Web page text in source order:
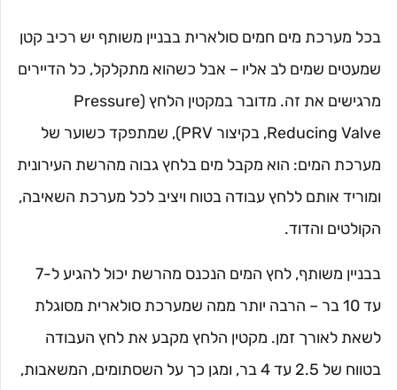
בכל מערכת מים חמים סולארית בבניין משותף יש רכיב קטן
שמעטים שמים לב אליו – אבל כשהוא מתקלקל, כל הדיירים
מרגישים את זה. מדובר במקטין הלחץ (Pressure
Reducing Valve, בקיצור PRV), שמתפקד כשוער של
מערכת המים: הוא מקבל מים בלחץ גבוה מהרשת העירונית
ומוריד אותם ללחץ עבודה בטוח ויציב לכל מערכת השאיבה,
הקולטים והדוד.
בבניין משותף, לחץ המים הנכנס מהרשת יכול להגיע ל-7
עד 10 בר – הרבה יותר ממה שמערכת סולארית מסוגלת
לשאת לאורך זמן. מקטין הלחץ מקבע את לחץ העבודה
בטווח של 2.5 עד 4 בר, ומגן כך על השסתומים, המשאבות,